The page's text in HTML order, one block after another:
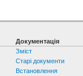
Документація
Зміст
Старі документи
Встановлення